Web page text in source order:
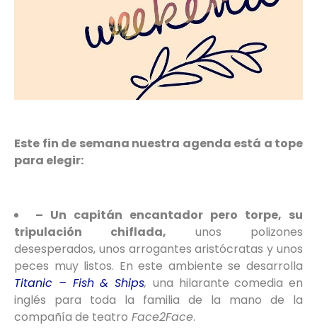
Este fin de semana nuestra agenda está a tope
para elegir:
– Un capitán encantador pero torpe, su
tripulación chiflada, unos polizones
desesperados, unos arrogantes aristócratas y unos
peces muy listos. En este ambiente se desarrolla
Titanic – Fish & Ships, una hilarante comedia en
inglés para toda la familia de la mano de la
compañía de teatro Face2Face.